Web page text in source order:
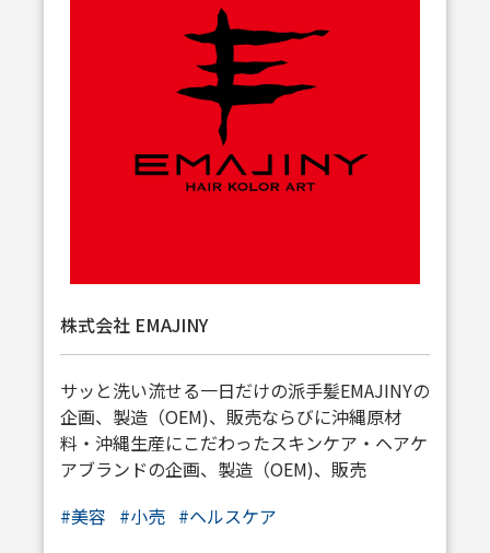
株式会社 EMAJINY
サッと洗い流せる一日だけの派手髪EMAJINYの
企画、製造（OEM)、販売ならびに沖縄原材
料・沖縄生産にこだわったスキンケア・ヘアケ
アブランドの企画、製造（OEM)、販売
#美容 #小売 #ヘルスケア